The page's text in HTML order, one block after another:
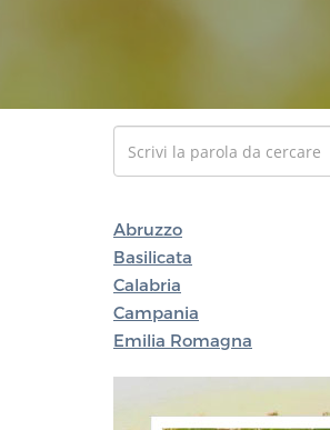
Abruzzo
Basilicata
Calabria
Campania
Emilia Romagna